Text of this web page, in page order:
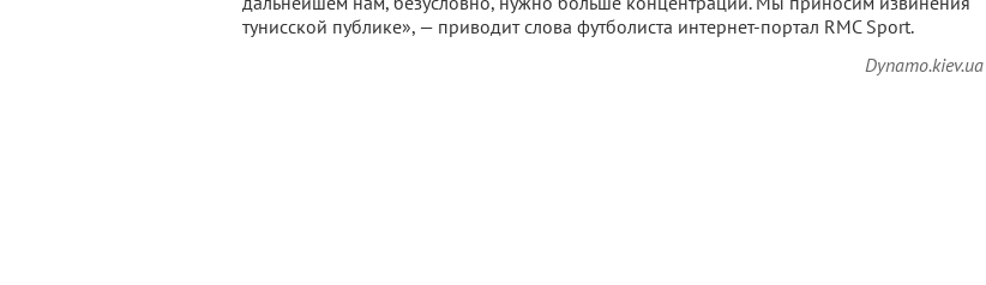
тунисской публике», — приводит слова футболиста интернет-портал RMC Sport.
Dynamo.kiev.ua